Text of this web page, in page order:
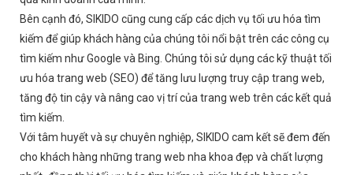
Bên cạnh đó, SIKIDO cũng cung cấp các dịch vụ tối ưu hóa tìm
kiếm để giúp khách hàng của chúng tôi nổi bật trên các công cụ
tìm kiếm như Google và Bing. Chúng tôi sử dụng các kỹ thuật tối
ưu hóa trang web (SEO) để tăng lưu lượng truy cập trang web,
tăng độ tin cậy và nâng cao vị trí của trang web trên các kết quả
tìm kiếm.
Với tâm huyết và sự chuyên nghiệp, SIKIDO cam kết sẽ đem đến
cho khách hàng những trang web nha khoa đẹp và chất lượng